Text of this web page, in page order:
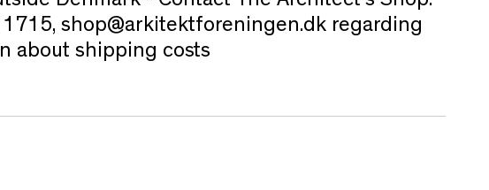
shop@arkitektforeningen.dk regarding
about shipping costs